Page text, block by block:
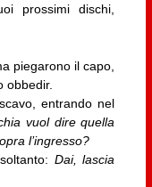
prossimi dischi,
piegarono il capo,
obbedir.
entrando nel
vuol dire quella
l’ingresso?
Dai, lascia